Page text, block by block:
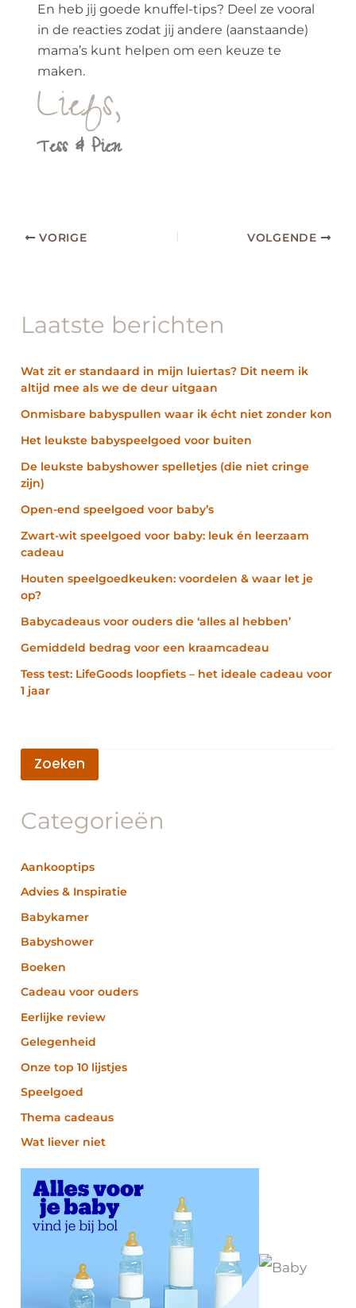
En heb jij goede knuffel-tips? Deel ze vooral
in de reacties zodat jij andere (aanstaande)
mama’s kunt helpen om een keuze te
maken.
Liefs,
Tess & Pien
VORIGE VOLGENDE
Laatste berichten
Wat zit er standaard in mijn luiertas? Dit neem ik
altijd mee als we de deur uitgaan
Onmisbare babyspullen waar ik écht niet zonder kon
Het leukste babyspeelgoed voor buiten
De leukste babyshower spelletjes (die niet cringe
zijn)
Open-end speelgoed voor baby’s
Zwart-wit speelgoed voor baby: leuk én leerzaam
cadeau
Houten speelgoedkeuken: voordelen & waar let je
op?
Babycadeaus voor ouders die ‘alles al hebben’
Gemiddeld bedrag voor een kraamcadeau
Tess test: LifeGoods loopfiets – het ideale cadeau voor
1 jaar
Zoeken
Categorieën
Aankooptips
Advies & Inspiratie
Babykamer
Babyshower
Boeken
Cadeau voor ouders
Eerlijke review
Gelegenheid
Onze top 10 lijstjes
Speelgoed
Thema cadeaus
Wat liever niet